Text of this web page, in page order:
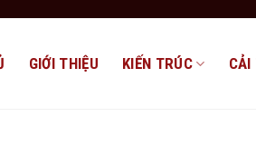
GIỚI THIỆU KIẾN TRÚC CẢI